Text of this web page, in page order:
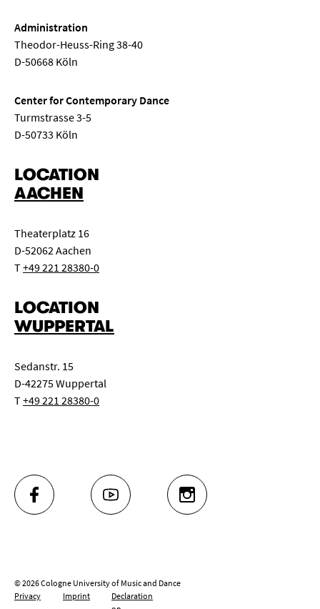
Administration
Theodor-Heuss-Ring 38-40
D-50668 Köln
Center for Contemporary Dance
Turmstrasse 3-5
D-50733 Köln
LOCATION
AACHEN
Theaterplatz 16
D-52062 Aachen
T+49 221 28380-0
LOCATION
WUPPERTAL
Sedanstr. 15
D-42275 Wuppertal
T+49 221 28380-0
FACEBOOK YOUTUBE INSTAGRAM
© 2026 Cologne University of Music and Dance
Privacy
Imprint
Declaration